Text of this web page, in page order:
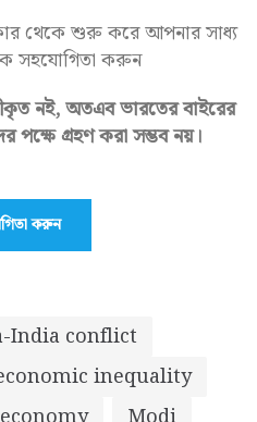
থেকে শুরু করে আপনার সাধ্য
সহযোগিতা করুন
নই, অতএব ভারতের বাইরের
পক্ষে গ্রহণ করা সম্ভব নয়।
করুন
India conflict
inequality